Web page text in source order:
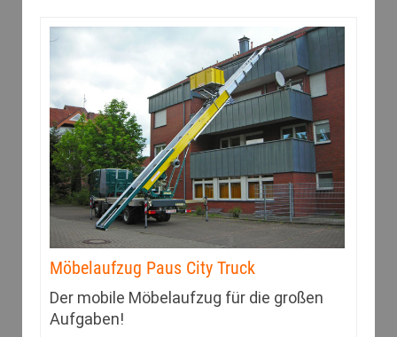
Möbelaufzug Paus City Truck
Der mobile Möbelaufzug für die großen
Aufgaben!